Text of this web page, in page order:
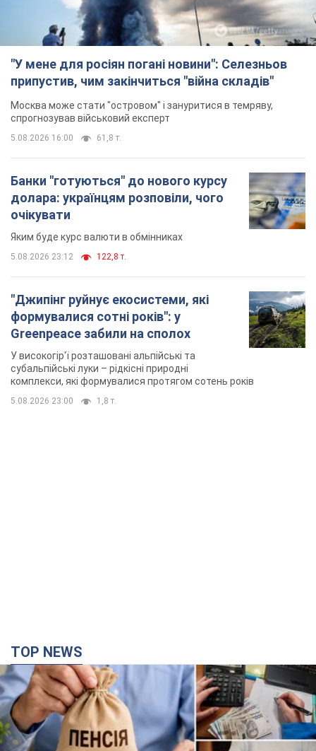
"У мене для росіян погані новини": Селезньов
припустив, чим закінчиться "війна складів"
Москва може стати "островом" і зануритися в темряву,
спрогнозував військовий експерт
5.08.2026 16:00 61,8 т.
Банки "готуються" до нового курсу
долара: українцям розповіли, чого
очікувати
Яким буде курс валюти в обмінниках
5.08.2026 23:12 122,8 т.
"Джипінг руйнує екосистеми, які
формувалися сотні років": у
Greenpeace забили на сполох
У високогір'ї розташовані альпійські та
субальпійські луки – рідкісні природні
комплекси, які формувалися протягом сотень років
5.08.2026 23:00 1,8 т.
TOP NEWS